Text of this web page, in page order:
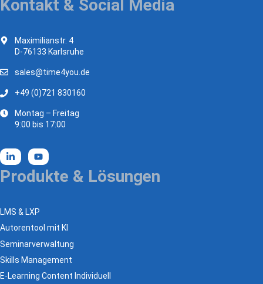
Kontakt & Social Media
Maximilianstr. 4
D-76133 Karlsruhe
sales@time4you.de
+49 (0)721 830160
Montag – Freitag
9:00 bis 17:00
Produkte & Lösungen
LMS & LXP
Autorentool mit KI
Seminarverwaltung
Skills Management
E-Learning Content Individuell